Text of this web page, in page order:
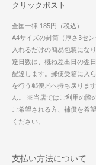
クリックポスト
全国一律 185円（税込）
A4サイズの封筒（厚さ3セ
入れるだけの簡易包装にな
達日数は、概ね差出日の翌
配達します。郵便受箱に入
を行う郵便局へ持ち戻りま
ん。 ※当店ではご利用の際
ご希望される方、補償を希
ください。
支払い方法について